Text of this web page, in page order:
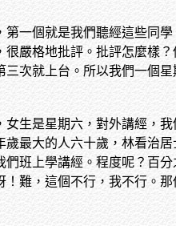
一個就是我們聽經這些同
嚴格地批評。批評怎麼樣
次就上台。所以我們一個
生是星期六，對外講經，
最大的人六十歲，林看治
班上學講經。程度呢？百
難，這個不行，我不行。